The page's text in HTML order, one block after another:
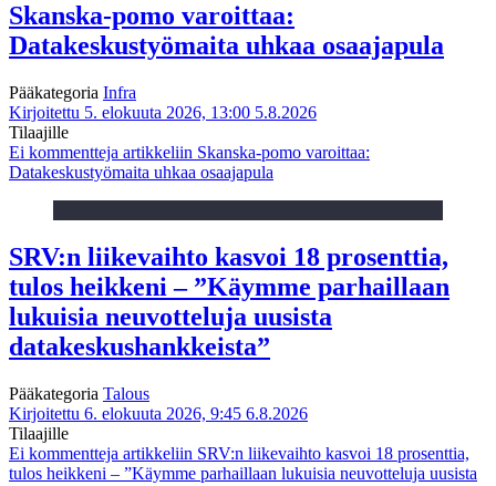
Skanska-pomo varoittaa:
Datakeskustyömaita uhkaa osaajapula
Pääkategoria Infra
Kirjoitettu 5. elokuuta 2026, 13:00 5.8.2026
Tilaajille
Ei kommentteja artikkeliin Skanska-pomo varoittaa:
Datakeskustyömaita uhkaa osaajapula
SRV:n liikevaihto kasvoi 18 prosenttia,
tulos heikkeni – ”Käymme parhaillaan
lukuisia neuvotteluja uusista
datakeskushankkeista”
Pääkategoria Talous
Kirjoitettu 6. elokuuta 2026, 9:45 6.8.2026
Tilaajille
Ei kommentteja artikkeliin SRV:n liikevaihto kasvoi 18 prosenttia,
tulos heikkeni – ”Käymme parhaillaan lukuisia neuvotteluja uusista